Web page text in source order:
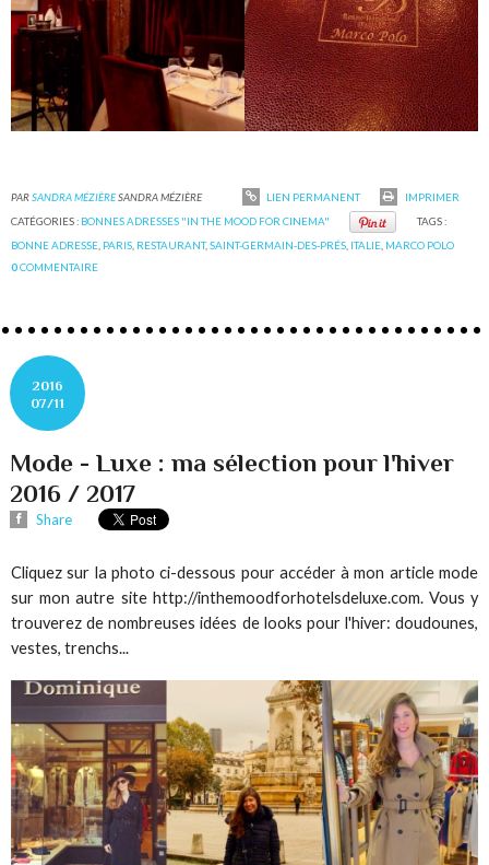
PARSANDRA MÉZIÈRESANDRA MÉZIÈRE LIEN PERMANENT
IMPRIMER
CATÉGORIES : BONNES ADRESSES "IN THE MOOD FOR CINEMA"
TAGS :
BONNE ADRESSE PARIS RESTAURANT,SAINT-GERMAIN-DES-PRÉS ITALIE MARCO POLO
0COMMENTAIRE
2016
07/11
Mode - Luxe : ma sélection pour l'hiver
2016 / 2017
Share
Cliquez sur la photo ci-dessous pour accéder à mon article mode
sur mon autre site http://inthemoodforhotelsdeluxe.com. Vous y
trouverez de nombreuses idées de looks pour l'hiver: doudounes,
vestes, trenchs...